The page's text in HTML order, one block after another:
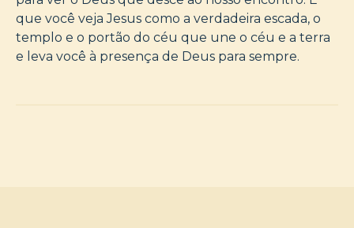
que você veja Jesus como a verdadeira escada, o
templo e o portão do céu que une o céu e a terra
e leva você à presença de Deus para sempre.